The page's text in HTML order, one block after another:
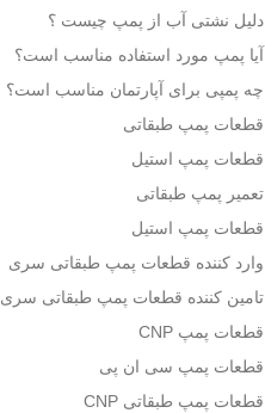
دلیل نشتی آب از پمپ چیست ؟
آیا پمپ مورد استفاده مناسب است؟
چه پمپی برای آپارتمان مناسب است؟
قطعات پمپ طبقاتی
قطعات پمپ استیل
تعمیر پمپ طبقاتی
قطعات پمپ استیل
وارد کننده قطعات پمپ طبقاتی سری
تامین کننده قطعات پمپ طبقاتی سری
قطعات پمپ CNP
قطعات پمپ سی ان پی
قطعات پمپ طبقاتی CNP